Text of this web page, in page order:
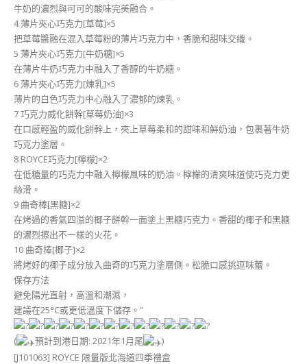
牛奶的濃烈與可可的酸味完美融合。
4 薄片夾心巧克力[草莓]×5
把草莓醬融在混入草莓粉的薄片巧克力中，香脆和甜味交織。
5 薄片夾心巧克力[牛奶糖]×5
在薄片牛奶巧克力中融入了香醇的牛奶糖。
6 薄片夾心巧克力[煉乳]×5
薄片的白色巧克力中心融入了濃郁的煉乳。
7 巧克力威化餅幹[草莓奶油]×3
在口感輕盈的威化餅幹上，夾上草莓柔和的甜味和鮮奶油，包裹著牛奶
巧克力塗層。
8 ROYCE巧克力[檸檬]×2
在低糖量的巧克力中融入檸檬風味的奶油。檸檬的清爽味道使巧克力更
絲滑。
9 曲奇棒[黑糖]×2
在烤過的香氣四溢的椰子餅幹一面塗上黑糖巧克力。香甜的椰子和黑糖
的濃烈擦出不一樣的火花。
10 曲奇棒[椰子]×2
將烤好的椰子成分放入曲奇的巧克力塗層側。松脆口感挑逗味蕾。
保存方法
避免陽光直射，高溫和潮濕，
建議在25°C或更低溫度下儲存。”
( 預計到港日期: 2021年1月尾
)
[J101063] ROYCE 限量版北海道四季禮盒